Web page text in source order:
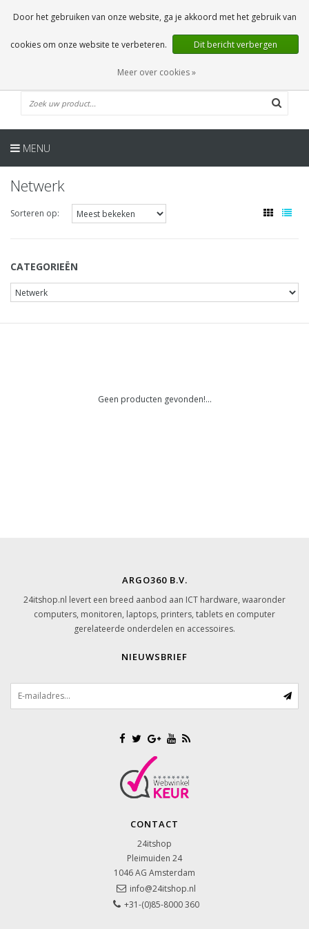
0 Artikelen
NL
MENU
Netwerk
Sorteren op:
CATEGORIEËN
Geen producten gevonden!...
ARGO360 B.V.
24itshop.nl levert een breed aanbod aan ICT hardware, waaronder
computers, monitoren, laptops, printers, tablets en computer
gerelateerde onderdelen en accessoires.
NIEUWSBRIEF
CONTACT
24itshop
Pleimuiden 24
1046 AG Amsterdam
info@24itshop.nl
+31-(0)85-8000 360
Door het gebruiken van onze website, ga je akkoord met het gebruik van
cookies om onze website te verbeteren. Dit bericht verbergen
Meer over cookies »